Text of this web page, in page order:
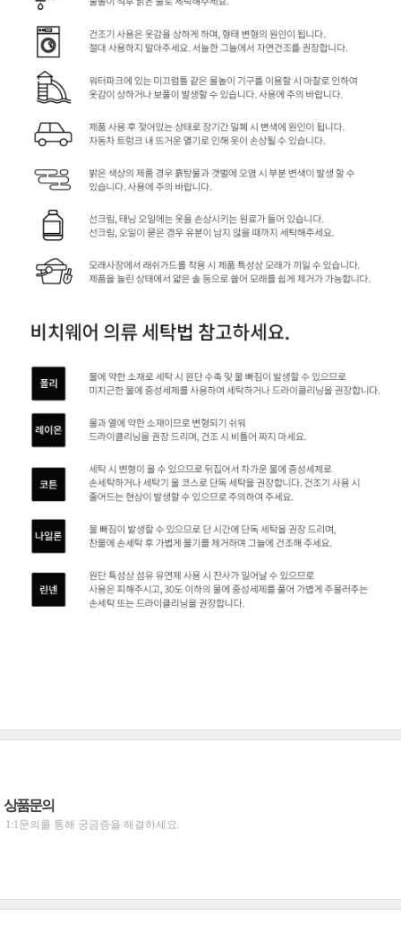
상품문의
1:1문의를 통해 궁금증을 해결하세요.